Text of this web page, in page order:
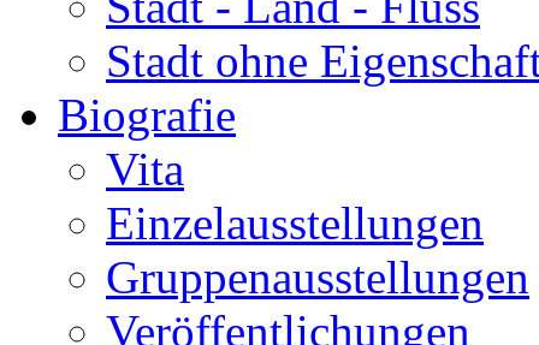
Stadt ohne
Biografie
Vita
Einzelausstellungen
Gruppenausstellungen
Veröffentlichungen